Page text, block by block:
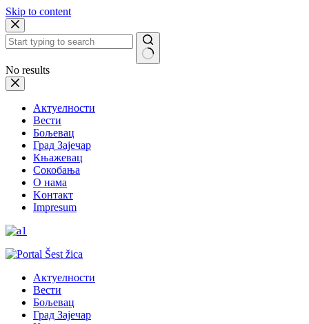
Skip to content
No results
Актуелности
Вести
Бољевац
Град Зајечар
Књажевац
Сокобања
O нама
Kонтакт
Impresum
Актуелности
Вести
Бољевац
Град Зајечар